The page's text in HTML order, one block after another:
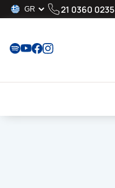
21 0360 0235